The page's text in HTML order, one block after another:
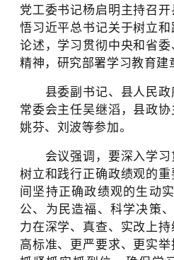
党工委书记杨启明主持召开
悟习近平总书记关于树立
论述，学习贯彻中央和省
精神，研究部署学习教育建
县委副书记、县人民政
常委会主任吴继滔，县政
姚芬、刘波等参加。
会议强调，要深入学
树立和践行正确政绩观的
间坚持正确政绩观的生动
公、为民造福、科学决策
力在深学、真查、实改上
高标准、更严要求、更实